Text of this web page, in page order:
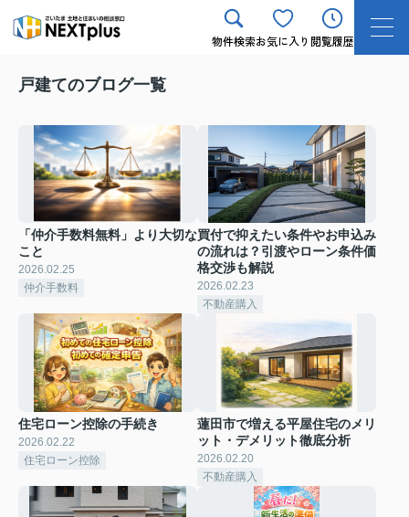
物件検索お気に入り 閲覧履歴
戸建てのブログ一覧
「仲介手数料無料」より大切な
こと
2026.02.25
仲介手数料
買付で抑えたい条件やお申込み
の流れは？引渡やローン条件価
格交渉も解説
2026.02.23
不動産購入
住宅ローン控除の手続き
2026.02.22
住宅ローン控除
蓮田市で増える平屋住宅のメリ
ット・デメリット徹底分析
2026.02.20
不動産購入